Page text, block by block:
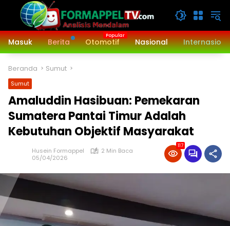
Langsung
konten
Masuk
Berita Otomotif Nasional
Beranda Sumut
Sumut
Amaluddin Hasibuan: Pemekaran
Sumatera Pantai Timur Adalah
Kebutuhan Objektif Masyarakat
Husein Formappel
2 Min Baca
05/04/2026
117